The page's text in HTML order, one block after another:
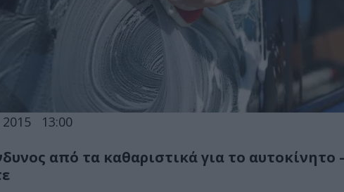
13:00
από τα καθαριστικά για το αυτοκίνητο